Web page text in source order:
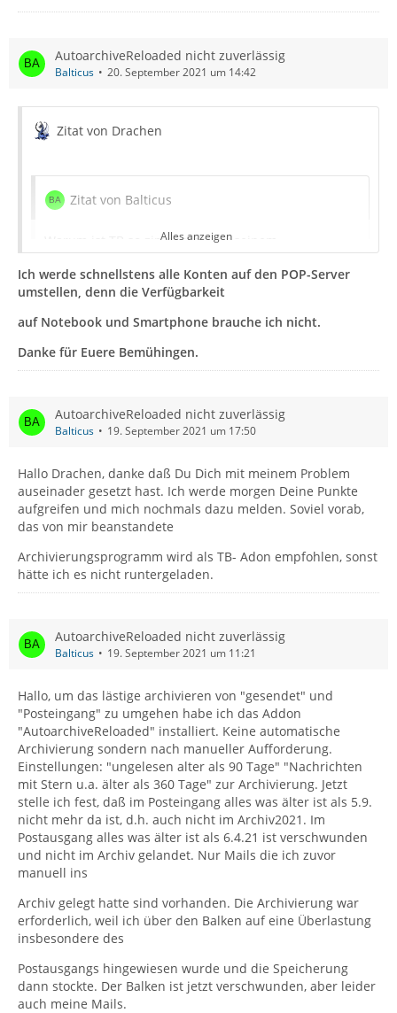
AutoarchiveReloaded nicht zuverlässig
Balticus 20. September 2021 um 14:42
Zitat von Drachen
Zitat von Balticus
Warum ist TB so zimperlich mit seinem
Mailspeicher?
Falsche Fragestellung, da komplett unzutreffend:
verstehe ich jetzt nicht. Tatsache ist, daß bei TB im
Posteingang (bei mir IMAP-Server von Freenet) das Volumen
und Ausgänge dokumentiert. j Dabei war ich bisher der
Meinung, daß das Speichervolumen direkt auf der Freenet-
gekauft wird), dies aber mit der Speicher-kapazität auf TB
nichts zu tuen hat. Parallel habe ich um Ordnung auch auf
TB zu bekommen das be-zeichnete Addon installiert, denn
ansonsten müßte man ja jede einzelne Mail anklicken und
Festplatte voll ist, also ziemlichvieleGigabytes und viele
Hunderttausende von E-Mails ...
>>>
Mag so sein, aber die Mails müssen erstmal in den
übernehmen.
Deiner vagen Beschreibung nach rufst du deine Konten
per IMAP ab, dieses wichtige Detail hast du aber leider
ebenfalls nicht konkret erwähnt.
>>> Ich habe ein Konto noch im Posteingang über den
AddOn geklappt. Nur ist mir dieses Konto nicht so
wichtig.
Dein genutztes AddOn "AutoarchiveReloaded" ist mir
leider unbekannt und ich kann dir auch keine andere
Empfehlung zum Thema Archivierung geben, da ich
solch eine Funktion nicht verwende.
>>> O.K. Du hast eine völlig andere Infrastruktur als
ich. Aber eine ordentliche Archivierung sollte doch
auch ausschließlich mit meinem Notebook auf der TB-
Seite funktionieren.
U.U. sind deine vermissten Mails ja nicht weg, sondern
du hast nur am falschen Ort gesucht ...
>>> Beim Pop-Server hat das Programm für jedes Jahr
ein Archivjahr angelegt, aber bei den Konten die über
den IMAP laufen hat das nicht funktioniert.
Alles anzeigen
Ich werde schnellstens alle Konten auf den POP-Server
umstellen, denn die Verfügbarkeit
auf Notebook und Smartphone brauche ich nicht.
Danke für Euere Bemühingen.
AutoarchiveReloaded nicht zuverlässig
Balticus 19. September 2021 um 17:50
Hallo Drachen, danke daß Du Dich mit meinem Problem
auseinader gesetzt hast. Ich werde morgen Deine Punkte
aufgreifen und mich nochmals dazu melden. Soviel vorab,
das von mir beanstandete
Archivierungsprogramm wird als TB- Adon empfohlen, sonst
hätte ich es nicht runtergeladen.
AutoarchiveReloaded nicht zuverlässig
Balticus 19. September 2021 um 11:21
Hallo, um das lästige archivieren von "gesendet" und
"Posteingang" zu umgehen habe ich das Addon
"AutoarchiveReloaded" installiert. Keine automatische
Archivierung sondern nach manueller Aufforderung.
Einstellungen: "ungelesen alter als 90 Tage" "Nachrichten
mit Stern u.a. älter als 360 Tage" zur Archivierung. Jetzt
stelle ich fest, daß im Posteingang alles was älter ist als 5.9.
nicht mehr da ist, d.h. auch nicht im Archiv2021. Im
Postausgang alles was älter ist als 6.4.21 ist verschwunden
und nicht im Archiv gelandet. Nur Mails die ich zuvor
manuell ins
Archiv gelegt hatte sind vorhanden. Die Archivierung war
erforderlich, weil ich über den Balken auf eine Überlastung
insbesondere des
Postausgangs hingewiesen wurde und die Speicherung
dann stockte. Der Balken ist jetzt verschwunden, aber leider
auch meine Mails.